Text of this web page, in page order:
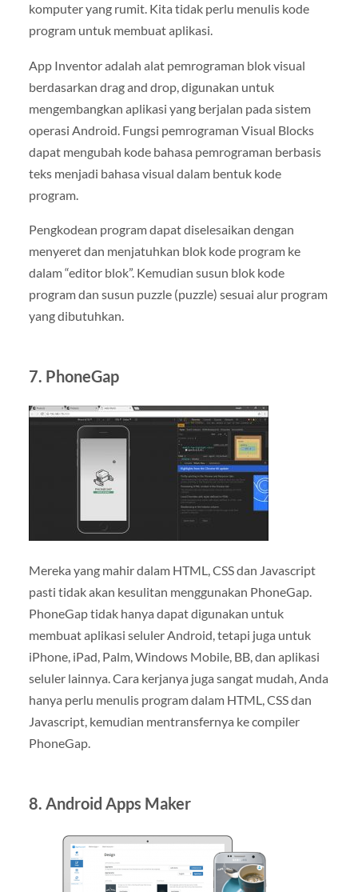
komputer yang rumit. Kita tidak perlu menulis kode
program untuk membuat aplikasi.
App Inventor adalah alat pemrograman blok visual
berdasarkan drag and drop, digunakan untuk
mengembangkan aplikasi yang berjalan pada sistem
operasi Android. Fungsi pemrograman Visual Blocks
dapat mengubah kode bahasa pemrograman berbasis
teks menjadi bahasa visual dalam bentuk kode
program.
Pengkodean program dapat diselesaikan dengan
menyeret dan menjatuhkan blok kode program ke
dalam “editor blok”. Kemudian susun blok kode
program dan susun puzzle (puzzle) sesuai alur program
yang dibutuhkan.
7. PhoneGap
Mereka yang mahir dalam HTML, CSS dan Javascript
pasti tidak akan kesulitan menggunakan PhoneGap.
PhoneGap tidak hanya dapat digunakan untuk
membuat aplikasi seluler Android, tetapi juga untuk
iPhone, iPad, Palm, Windows Mobile, BB, dan aplikasi
seluler lainnya. Cara kerjanya juga sangat mudah, Anda
hanya perlu menulis program dalam HTML, CSS dan
Javascript, kemudian mentransfernya ke compiler
PhoneGap.
8. Android Apps Maker